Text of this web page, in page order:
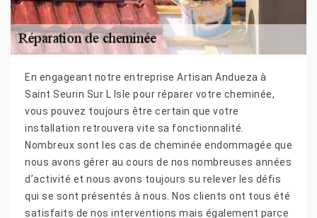
En engageant notre entreprise Artisan Andueza à
Saint Seurin Sur L Isle pour réparer votre cheminée,
vous pouvez toujours être certain que votre
installation retrouvera vite sa fonctionnalité.
Nombreux sont les cas de cheminée endommagée que
nous avons gérer au cours de nos nombreuses années
d’activité et nous avons toujours su relever les défis
qui se sont présentés à nous. Nos clients ont tous été
satisfaits de nos interventions mais également parce